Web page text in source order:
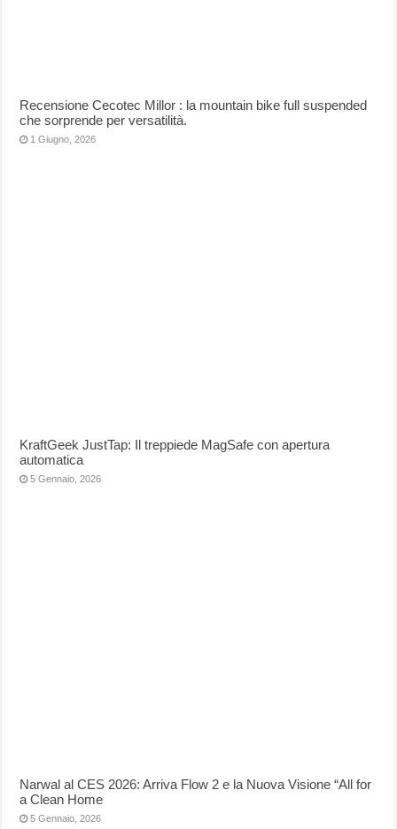
Recensione Cecotec Millor : la mountain bike full suspended
che sorprende per versatilità.
1 Giugno, 2026
KraftGeek JustTap: Il treppiede MagSafe con apertura
automatica
5 Gennaio, 2026
Narwal al CES 2026: Arriva Flow 2 e la Nuova Visione “All for
a Clean Home
5 Gennaio, 2026